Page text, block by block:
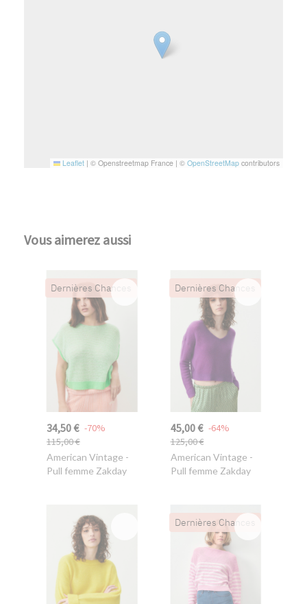
Leaflet | © Openstreetmap France | © OpenStreetMap contributors
Vous aimerez aussi
Dernières Chances
34,50 €
115,00 €
-70%
American Vintage -
Pull femme Zakday
Dernières Chances
45,00 €
125,00 €
-64%
American Vintage -
Pull femme Zakday
Dernières Chances